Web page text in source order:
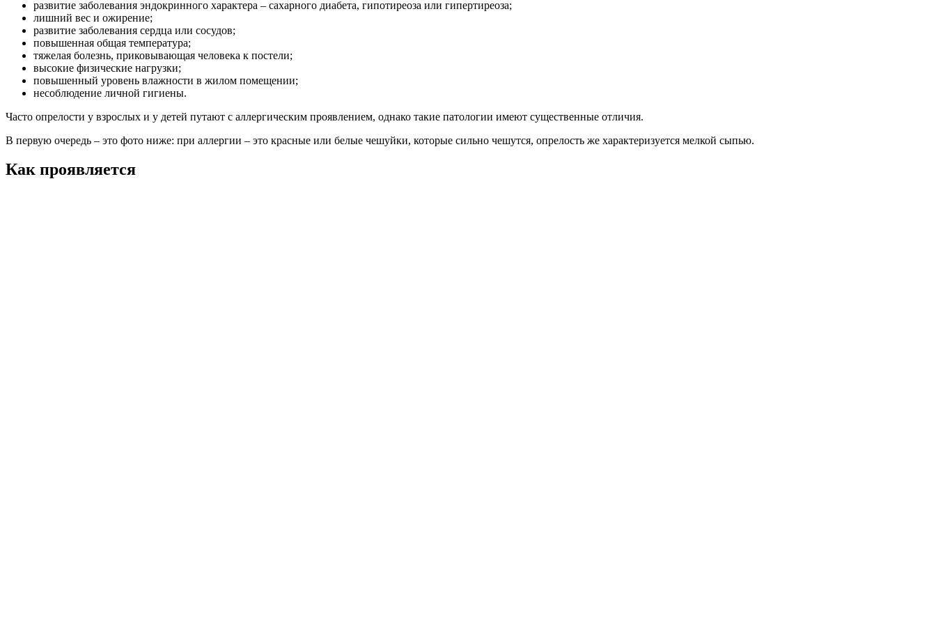
развитие заболевания эндокринного характера – сахарного диабета, гипотиреоза или гипертиреоза;
лишний вес и ожирение;
развитие заболевания сердца или сосудов;
повышенная общая температура;
тяжелая болезнь, приковывающая человека к постели;
высокие физические нагрузки;
повышенный уровень влажности в жилом помещении;
несоблюдение личной гигиены.
Часто опрелости у взрослых и у детей путают с аллергическим проявлением, однако такие патологии имеют существенные отличия.
В первую очередь – это фото ниже: при аллергии – это красные или белые чешуйки, которые сильно чешутся, опрелость же характеризуется мелкой сыпью.
Как проявляется